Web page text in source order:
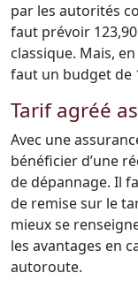
par les autorités
faut prévoir
classique. Mais,
faut un budget de
Tarif agréé
Avec une
bénéficier d’une
de dépannage. Il
de remise sur le
mieux se
les avantages en
autoroute.